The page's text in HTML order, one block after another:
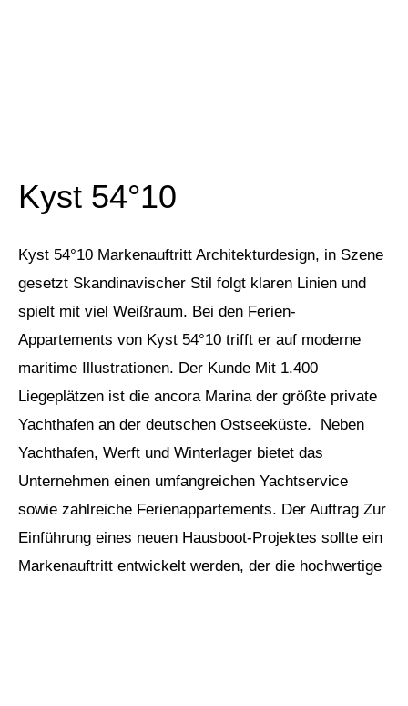
Kyst 54°10
Kyst 54°10 Markenauftritt Architekturdesign, in Szene
gesetzt Skandinavischer Stil folgt klaren Linien und
spielt mit viel Weißraum. Bei den Ferien-
Appartements von Kyst 54°10 trifft er auf moderne
maritime Illustrationen. Der Kunde Mit 1.400
Liegeplätzen ist die ancora Marina der größte private
Yachthafen an der deutschen Ostseeküste. Neben
Yachthafen, Werft und Winterlager bietet das
Unternehmen einen umfangreichen Yachtservice
sowie zahlreiche Ferienappartements. Der Auftrag Zur
Einführung eines neuen Hausboot-Projektes sollte ein
Markenauftritt entwickelt werden, der die hochwertige